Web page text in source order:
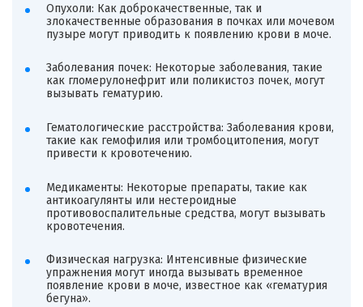
Опухоли: Как доброкачественные, так и
злокачественные образования в почках или мочевом
пузыре могут приводить к появлению крови в моче.
Заболевания почек: Некоторые заболевания, такие
как гломерулонефрит или поликистоз почек, могут
вызывать гематурию.
Гематологические расстройства: Заболевания крови,
такие как гемофилия или тромбоцитопения, могут
привести к кровотечению.
Медикаменты: Некоторые препараты, такие как
антикоагулянты или нестероидные
противовоспалительные средства, могут вызывать
кровотечения.
Физическая нагрузка: Интенсивные физические
упражнения могут иногда вызывать временное
появление крови в моче, известное как «гематурия
бегуна».